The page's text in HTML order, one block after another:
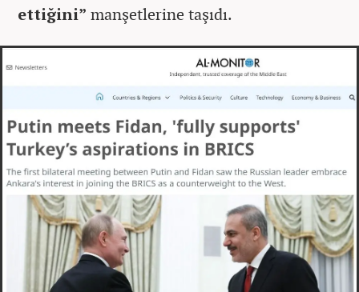
ettiğini” manşetlerine taşıdı.